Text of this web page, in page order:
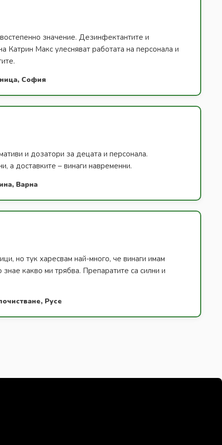
значение. Дезинфектантите и
Катрин Макс улесняват работата на персонала и
София
и дозатори за децата и персонала.
а доставките – винаги навременни.
Варна
но тук харесвам най-много, че винаги имам
знае какво ми трябва. Препаратите са силни и
Русе